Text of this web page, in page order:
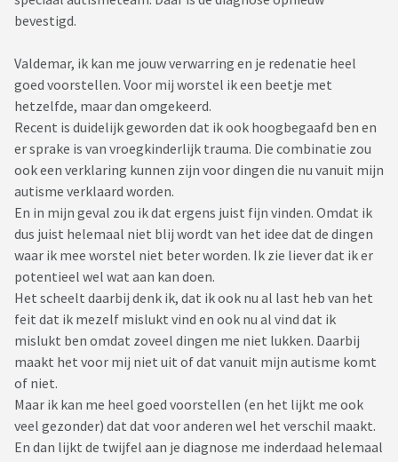
bevestigd.
Valdemar, ik kan me jouw verwarring en je redenatie heel
goed voorstellen. Voor mij worstel ik een beetje met
hetzelfde, maar dan omgekeerd.
Recent is duidelijk geworden dat ik ook hoogbegaafd ben en
er sprake is van vroegkinderlijk trauma. Die combinatie zou
ook een verklaring kunnen zijn voor dingen die nu vanuit mijn
autisme verklaard worden.
En in mijn geval zou ik dat ergens juist fijn vinden. Omdat ik
dus juist helemaal niet blij wordt van het idee dat de dingen
waar ik mee worstel niet beter worden. Ik zie liever dat ik er
potentieel wel wat aan kan doen.
Het scheelt daarbij denk ik, dat ik ook nu al last heb van het
feit dat ik mezelf mislukt vind en ook nu al vind dat ik
mislukt ben omdat zoveel dingen me niet lukken. Daarbij
maakt het voor mij niet uit of dat vanuit mijn autisme komt
of niet.
Maar ik kan me heel goed voorstellen (en het lijkt me ook
veel gezonder) dat dat voor anderen wel het verschil maakt.
En dan lijkt de twijfel aan je diagnose me inderdaad helemaal